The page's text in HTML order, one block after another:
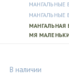
МАНГАЛЬНЫЕ
МАНГАЛЬНЫЕ
МАНГАЛЬНАЯ
МЯ
В наличии